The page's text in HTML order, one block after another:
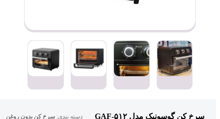
سرخ کن گوسونیک مدل GAF-۵۱۲ دسته بندی:سرخ کن بدون روغن